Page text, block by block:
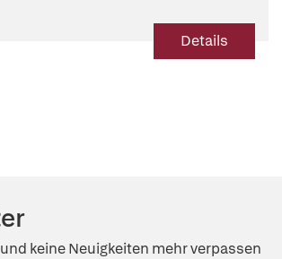
Details
keine Neuigkeiten mehr verpassen